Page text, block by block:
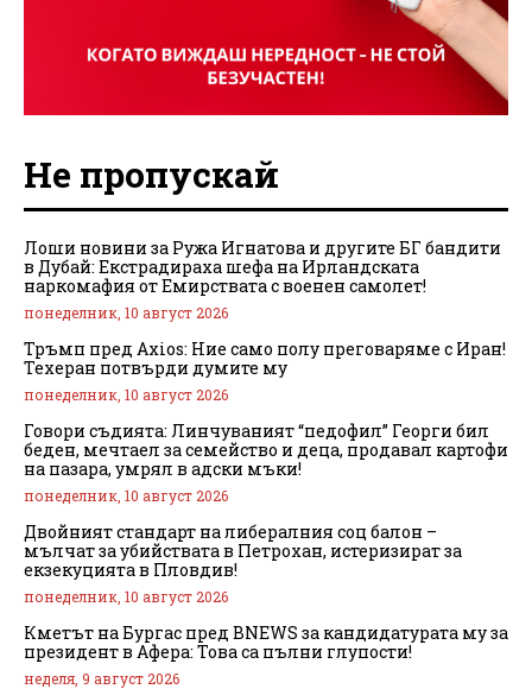
Не пропускай
Лоши новини за Ружа Игнатова и другите БГ бандити
в Дубай: Екстрадираха шефа на Ирландската
наркомафия от Емирствата с военен самолет!
понеделник, 10 август 2026
Тръмп пред Axios: Ние само полу преговаряме с Иран!
Техеран потвърди думите му
понеделник, 10 август 2026
Говори съдията: Линчуваният “педофил” Георги бил
беден, мечтаел за семейство и деца, продавал картофи
на пазара, умрял в адски мъки!
понеделник, 10 август 2026
Двойният стандарт на либералния соц балон –
мълчат за убийствата в Петрохан, истеризират за
екзекуцията в Пловдив!
понеделник, 10 август 2026
Кметът на Бургас пред BNEWS за кандидатурата му за
президент в Афера: Това са пълни глупости!
неделя, 9 август 2026